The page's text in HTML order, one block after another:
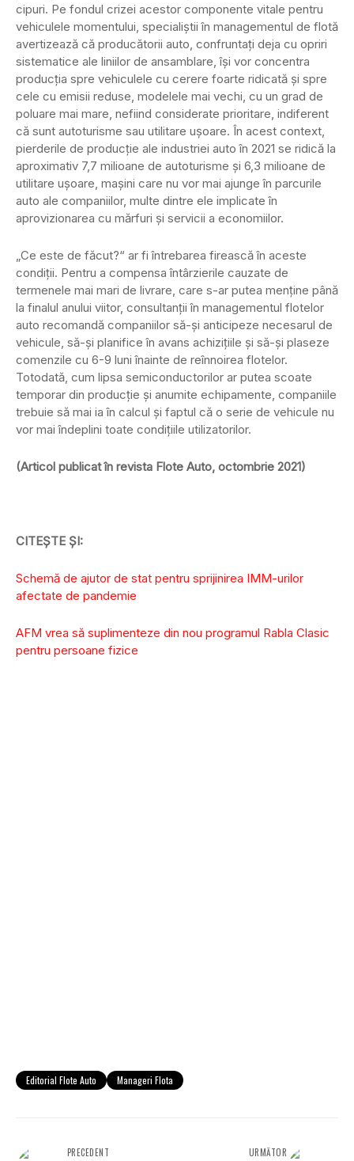
cipuri. Pe fondul crizei acestor componente vitale pentru
vehiculele momentului, specialiştii în managementul de flotă
avertizează că producătorii auto, confruntaţi deja cu opriri
sistematice ale liniilor de ansamblare, îşi vor concentra
producţia spre vehiculele cu cerere foarte ridicată şi spre
cele cu emisii reduse, modelele mai vechi, cu un grad de
poluare mai mare, nefiind considerate prioritare, indiferent
că sunt autoturisme sau utilitare uşoare. În acest context,
pierderile de producţie ale industriei auto în 2021 se ridică la
aproximativ 7,7 milioane de autoturisme şi 6,3 milioane de
utilitare uşoare, maşini care nu vor mai ajunge în parcurile
auto ale companiilor, multe dintre ele implicate în
aprovizionarea cu mărfuri şi servicii a economiilor.
„Ce este de făcut?“ ar fi întrebarea firească în aceste
condiții. Pentru a compensa întârzierile cauzate de
termenele mai mari de livrare, care s-ar putea menţine până
la finalul anului viitor, consultanţii în managementul flotelor
auto recomandă companiilor să-şi anticipeze necesarul de
vehicule, să-şi planifice în avans achiziţiile şi să-şi plaseze
comenzile cu 6-9 luni înainte de reînnoirea flotelor.
Totodată, cum lipsa semiconductorilor ar putea scoate
temporar din producţie și anumite echipamente, companiile
trebuie să mai ia în calcul și faptul că o serie de vehicule nu
vor mai îndeplini toate condiţiile utilizatorilor.
(Articol publicat în revista Flote Auto, octombrie 2021)
CITEȘTE ȘI:
Schemă de ajutor de stat pentru sprijinirea IMM-urilor
afectate de pandemie
AFM vrea să suplimenteze din nou programul Rabla Clasic
pentru persoane fizice
Editorial Flote Auto Manageri Flota
PRECEDENT URMĂTOR